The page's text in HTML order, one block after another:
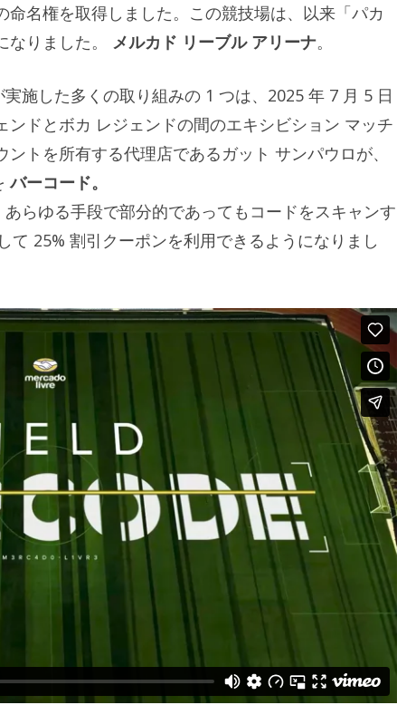
名権を取得しました。この競技場は、以来「パカ
りました。
メルカド リーブル アリーナ。
施した多くの取り組みの 1 つは、2025 年 7 月 5 日
ドとボカ レジェンドの間のエキシビション マッチ
トを所有する代理店であるガット サンパウロが、
バーコード。
らゆる手段で部分的であってもコードをスキャンす
25% 割引クーポンを利用できるようになりまし